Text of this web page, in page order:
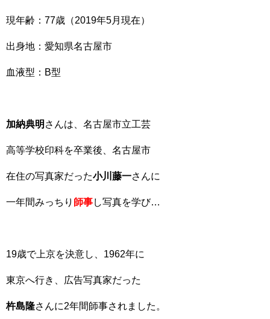
現年齢：77歳（2019年5月現在）
出身地：愛知県名古屋市
血液型：B型
加納典明 さんは、名古屋市立工芸
高等学校印科を卒業後、名古屋市
在住の写真家だった小川藤一さんに
一年間みっちり 師事し写真を学び…
19歳で上京を決意し、1962年に
東京へ行き、広告写真家だった
杵島隆さんに2年間師事されました。